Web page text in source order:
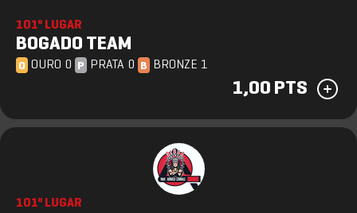
101º LUGAR
BOGADO TEAM
O OURO 0 P PRATA 0 B BRONZE 1
1,00 PTS
101º LUGAR